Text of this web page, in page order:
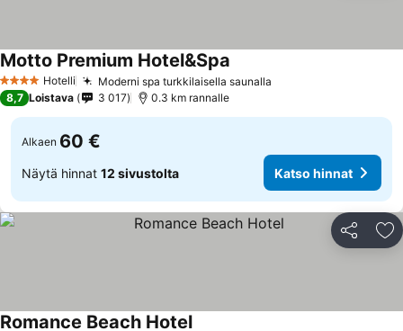
4 Tähtiluokitus
Hotelli Moderni spa turkkilaisella saunalla
Motto Premium Hotel&Spa
8,7 Loistava 3 017 0.3 km rannalle
Alkaen 60 €
Näytä hinnat 12 sivustolta Katso hinnat
Jaa
Romance Beach Hotel